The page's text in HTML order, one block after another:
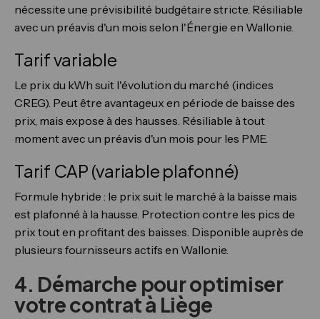
nécessite une prévisibilité budgétaire stricte. Résiliable
avec un préavis d'un mois selon l'Énergie en Wallonie.
Tarif variable
Le prix du kWh suit l'évolution du marché (indices
CREG). Peut être avantageux en période de baisse des
prix, mais expose à des hausses. Résiliable à tout
moment avec un préavis d'un mois pour les PME.
Tarif CAP (variable plafonné)
Formule hybride : le prix suit le marché à la baisse mais
est plafonné à la hausse. Protection contre les pics de
prix tout en profitant des baisses. Disponible auprès de
plusieurs fournisseurs actifs en Wallonie.
4. Démarche pour optimiser
votre contrat à Liège